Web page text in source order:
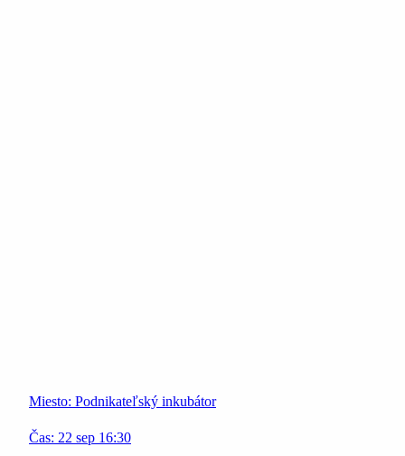
Miesto: Podnikateľský inkubátor
Čas: 22 sep 16:30